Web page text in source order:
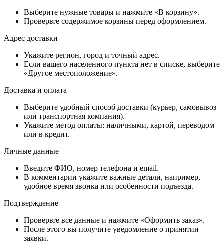
Выберите нужные товары и нажмите «В корзину».
Проверьте содержимое корзины перед оформлением.
Адрес доставки
Укажите регион, город и точный адрес.
Если вашего населенного пункта нет в списке, выберите
«Другое местоположение».
Доставка и оплата
Выберите удобный способ доставки (курьер, самовывоз
или транспортная компания).
Укажите метод оплаты: наличными, картой, переводом
или в кредит.
Личные данные
Введите ФИО, номер телефона и email.
В комментарии укажите важные детали, например,
удобное время звонка или особенности подъезда.
Подтверждение
Проверьте все данные и нажмите «Оформить заказ».
После этого вы получите уведомление о принятии
заявки.